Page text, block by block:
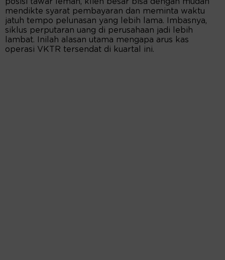
mendikte syarat pembayaran dan meminta waktu
jatuh tempo pelunasan yang lebih lama. Imbasnya,
siklus perputaran uang di perusahaan jadi lebih
lambat. Inilah alasan utama mengapa arus kas
operasi VKTR tersendat di kuartal ini.